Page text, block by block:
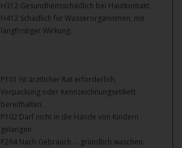
H312 Gesundheitsschädlich bei Hautkontakt.
H412 Schädlich für Wasserorganismen, mit
langfristiger Wirkung.
P101 Ist ärztlicher Rat erforderlich,
Verpackung oder Kennzeichnungsetikett
bereithalten.
P102 Darf nicht in die Hände von Kindern
gelangen.
P264 Nach Gebrauch … gründlich waschen.